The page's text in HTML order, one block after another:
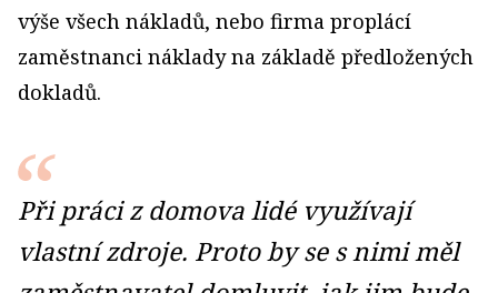
výše všech nákladů, nebo firma proplácí
zaměstnanci náklady na základě předložených
dokladů.
Při práci z domova lidé využívají
vlastní zdroje. Proto by se s nimi měl